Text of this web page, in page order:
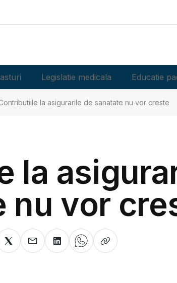
Legislatie medicala Educatie
la asigurarile de sanatate nu vor creste
la
nu vor